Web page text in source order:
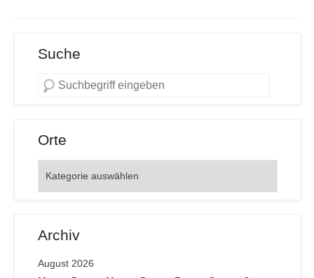
Suche
Orte
Archiv
August 2026